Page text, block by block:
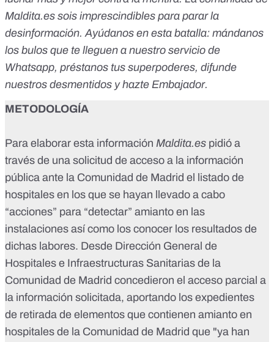
Maldita.es sois imprescindibles para parar la
desinformación. Ayúdanos en esta batalla: mándanos
los bulos que te lleguen a nuestro servicio de
Whatsapp, préstanos tus superpoderes, difunde
nuestros desmentidos yhazte Embajador.
METODOLOGÍA
Para elaborar esta información Maldita.es pidió a
través de una solicitud de acceso a la información
pública ante la Comunidad de Madrid el listado de
hospitales en los que se hayan llevado a cabo
“acciones” para “detectar” amianto en las
instalaciones así como los conocer los resultados de
dichas labores. Desde Dirección General de
Hospitales e Infraestructuras Sanitarias de la
Comunidad de Madrid concedieron el acceso parcial a
la información solicitada, aportando los expedientes
de retirada de elementos que contienen amianto en
hospitales de la Comunidad de Madrid que "ya han